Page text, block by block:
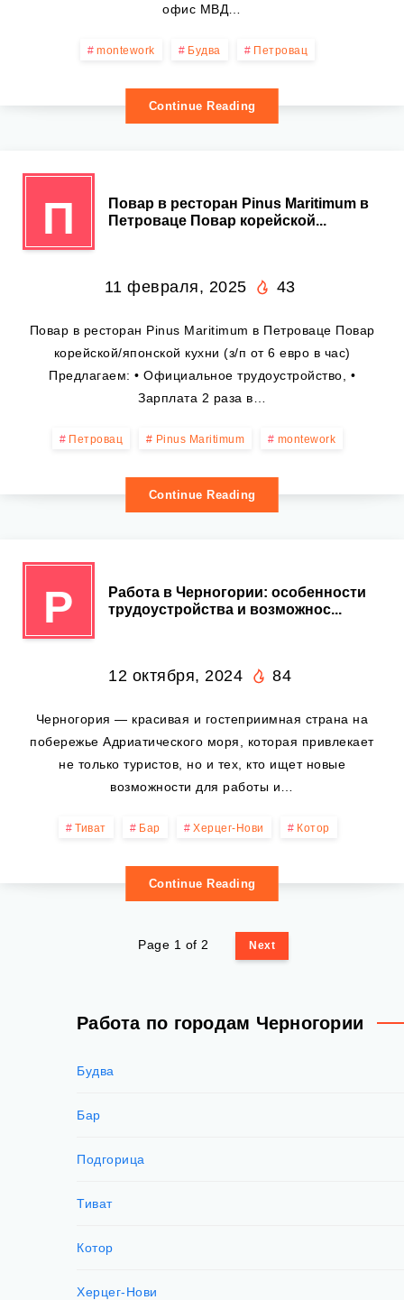
офис МВД…
montework Будва Петровац
Continue Reading
П
Повар в ресторан Pinus Maritimum в
Петроваце Повар корейской...
11 февраля, 2025 43
Повар в ресторан Pinus Maritimum в Петроваце Повар
корейской/японской кухни (з/п от 6 евро в час)
Предлагаем: • Официальное трудоустройство, •
Зарплата 2 раза в…
Петровац Pinus Maritimum montework
Continue Reading
Р
Работа в Черногории: особенности
трудоустройства и возможнос...
12 октября, 2024 84
Черногория — красивая и гостеприимная страна на
побережье Адриатического моря, которая привлекает
не только туристов, но и тех, кто ищет новые
возможности для работы и…
Тиват Бар Херцег-Нови Котор
Continue Reading
Page 1 of 2 Next
Работа по городам Черногории
Будва
Бар
Подгорица
Тиват
Котор
Херцег-Нови